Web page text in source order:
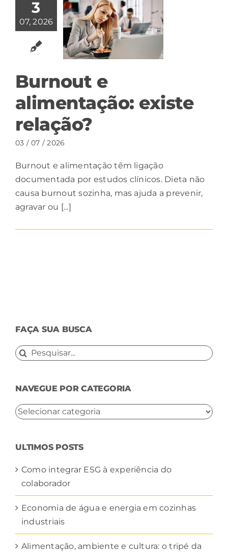
3
07, 2026
Burnout e
alimentação: existe
relação?
03 / 07 / 2026
Burnout e alimentação têm ligação
documentada por estudos clínicos. Dieta não
causa burnout sozinha, mas ajuda a prevenir,
agravar ou [...]
FAÇA SUA BUSCA
Buscar
NAVEGUE POR CATEGORIA
NAVEGUE
ULTIMOS POSTS
Como integrar ESG à experiência do
colaborador
Economia de água e energia em cozinhas
industriais
Alimentação, ambiente e cultura: o tripé da